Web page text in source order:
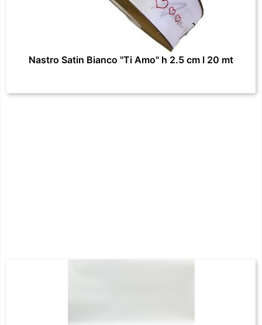
Nastro Satin Bianco "Ti Amo" h 2.5 cm l 20 mt